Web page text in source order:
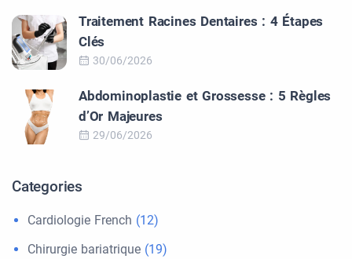
Traitement Racines Dentaires : 4 Étapes
Clés
30/06/2026
Abdominoplastie et Grossesse : 5 Règles
d’Or Majeures
29/06/2026
Categories
Cardiologie French (12)
Chirurgie bariatrique (19)